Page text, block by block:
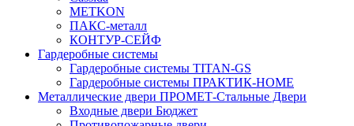
METKON
ПАКС-металл
КОНТУР-СЕЙФ
Гардеробные системы
Гардеробные системы TITAN-GS
Гардеробные системы ПРАКТИК-HOME
Металлические двери ПРОМЕТ-Стальные Двери
Входные двери Бюджет